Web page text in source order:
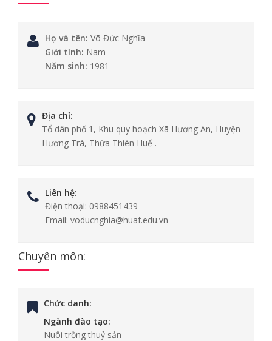
Họ và tên: Võ Đức Nghĩa
Giới tính: Nam
Năm sinh: 1981
Địa chỉ:
Tổ dân phố 1, Khu quy hoạch Xã Hương An, Huyện
Hương Trà, Thừa Thiên Huế .
Liên hệ:
Điện thoại: 0988451439
Email: voducnghia@huaf.edu.vn
Chuyên môn:
Chức danh:
Ngành đào tạo:
Nuôi trồng thuỷ sản